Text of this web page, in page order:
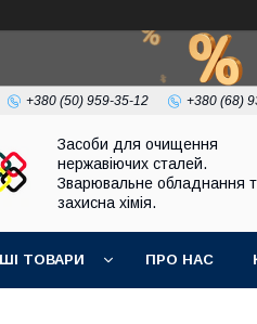
+380 (50) 959-35-12 +380 (68)
Засоби для очищення
нержавіючих сталей.
Зварювальне обладнання
захисна хімія.
ТОВАРИ ПРО НАС